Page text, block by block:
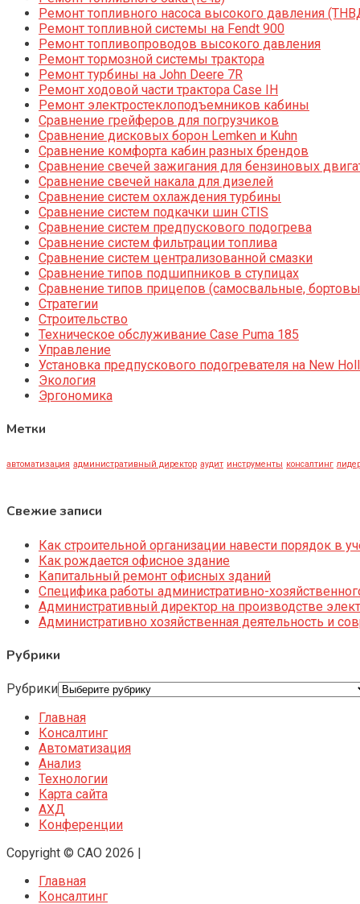
Ремонт топливного насоса высокого давления
Ремонт топливной системы на Fendt 900
Ремонт топливопроводов высокого давления
Ремонт тормозной системы трактора
Ремонт турбины на John Deere 7R
Ремонт ходовой части трактора Case IH
Ремонт электростеклоподъемников кабины
Сравнение грейферов для погрузчиков
Сравнение дисковых борон Lemken и Kuhn
Сравнение комфорта кабин разных брендов
Сравнение свечей зажигания для бензиновых
Сравнение свечей накала для дизелей
Сравнение систем охлаждения турбины
Сравнение систем подкачки шин CTIS
Сравнение систем предпускового подогрева
Сравнение систем фильтрации топлива
Сравнение систем централизованной смазки
Сравнение типов подшипников в ступицах
Сравнение типов прицепов (самосвальные,
Стратегии
Строительство
Техническое обслуживание Case Puma 185
Управление
Установка предпускового подогревателя на New
Экология
Эргономика
Метки
автоматизация административный директор аудит инструменты консалтинг
Свежие записи
Как строительной организации навести порядок в
Как рождается офисное здание
Капитальный ремонт офисных зданий
Специфика работы административно-
Административный директор на производстве
Административно хозяйственная деятельность и
Рубрики
Рубрики
Главная
Консалтинг
Автоматизация
Анализ
Технологии
Карта сайта
АХД
Конференции
Copyright © CAO 2026 |
Главная
Консалтинг